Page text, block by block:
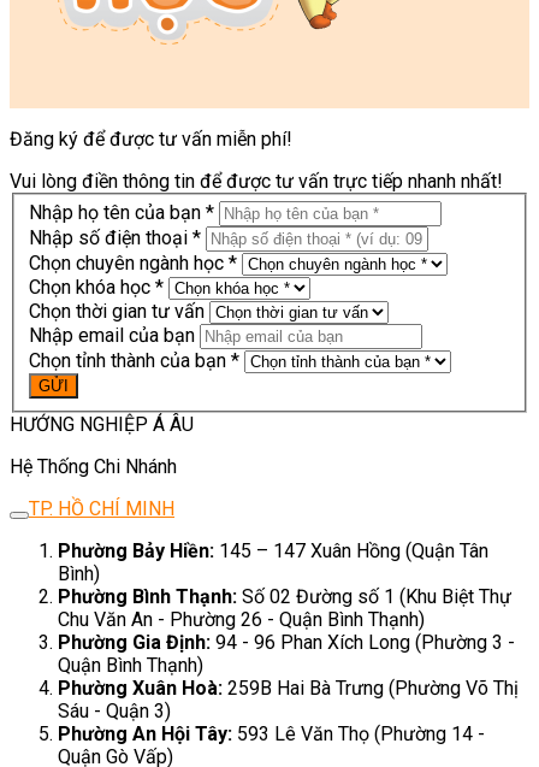
Đăng ký để được tư vấn miễn phí!
Vui lòng điền thông tin để được tư vấn trực tiếp nhanh nhất!
Nhập họ tên của bạn *
Nhập số điện thoại *
Chọn chuyên ngành học *
Chọn khóa học *
Chọn thời gian tư vấn
Nhập email của bạn
Chọn tỉnh thành của bạn *
HƯỚNG NGHIỆP Á ÂU
Hệ Thống Chi Nhánh
TP. HỒ CHÍ MINH
Phường Bảy Hiền: 145 – 147 Xuân Hồng (Quận Tân
Bình)
Phường Bình Thạnh: Số 02 Đường số 1 (Khu Biệt Thự
Chu Văn An - Phường 26 - Quận Bình Thạnh)
Phường Gia Định: 94 - 96 Phan Xích Long (Phường 3 -
Quận Bình Thạnh)
Phường Xuân Hoà: 259B Hai Bà Trưng (Phường Võ Thị
Sáu - Quận 3)
Phường An Hội Tây: 593 Lê Văn Thọ (Phường 14 -
Quận Gò Vấp)